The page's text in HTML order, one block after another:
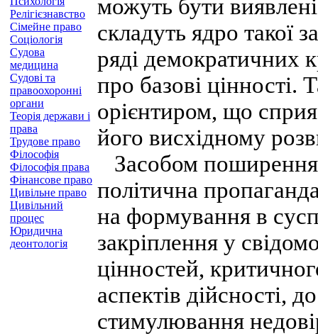
Релігієзнавство
Сімейне право
Соціологія
Судова
медицина
Судові та
правоохоронні
органи
Теорія держави і
права
Трудове право
Філософія
Філософія права
Фінансове право
Цивільне право
Цивільний
процес
Юридична
деонтологія
можуть бути
складуть ядро такої
ряді демократичних
про базові цінності.
орієнтиром, що
його висхідному
Засобом поширення
політична
на формування в
закріплення у
цінностей,
аспектів дійсності,
стимулювання